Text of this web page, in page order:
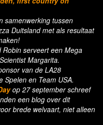
samenwerking tussen
Duitsland met als resultaat
Robin serveert een Mega
Margarita.
van de LA28
Spelen en Team USA.
op 27 september schreef
een blog over dit
brede welvaart, niet alleen